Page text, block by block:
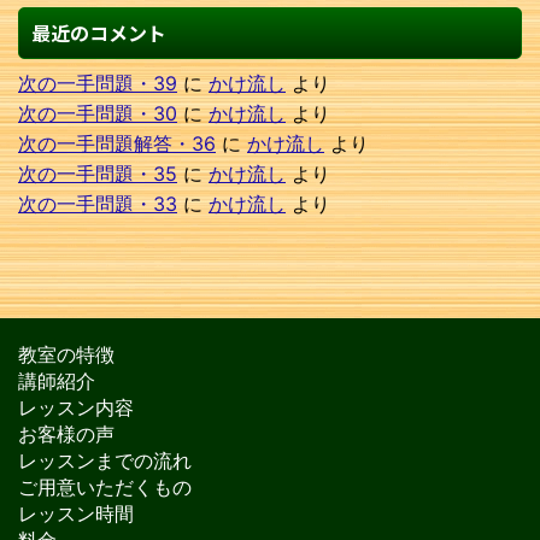
最近のコメント
次の一手問題・39にかけ流しより
次の一手問題・30にかけ流しより
次の一手問題解答・36 にかけ流しより
次の一手問題・35にかけ流しより
次の一手問題・33にかけ流しより
教室の特徴
講師紹介
レッスン内容
お客様の声
レッスンまでの流れ
ご用意いただくもの
レッスン時間